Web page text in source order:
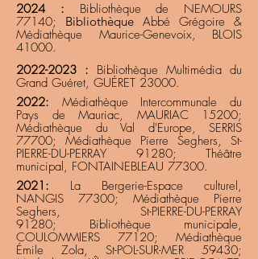
2024 : Bibliothèque de NEMOURS
77140; Bibliothèque Abbé Grégoire &
Médiathèque Maurice-Genevoix, BLOIS
41000.
2022-2023 : Bibliothèque Multimédia du
Grand Guéret, GUÉRET 23000.
2022: Médiathèque Intercommunale du
Pays de Mauriac, MAURIAC 15200;
Médiathèque du Val d'Europe, SERRIS
77700; Médiathèque Pierre Seghers, St-
PIERRE-DU-PERRAY 91280; Théâtre
municipal, FONTAINEBLEAU 77300.
2021: La Bergerie-Espace culturel,
NANGIS 77300; Médiathèque Pierre
Seghers, St-PIERRE-DU-PERRAY
91280; Bibliothèque municipale,
COULOMMIERS 77120; Médiathèque
Émile Zola, St-POL-SUR-MER 59430;